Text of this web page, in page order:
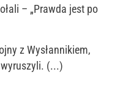
– „Prawda jest po
z Wysłannikiem,
(...)